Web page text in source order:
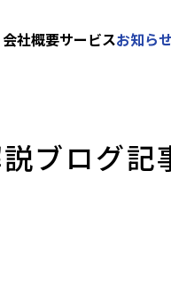
会社概要サービスお知らせ
ブログ記